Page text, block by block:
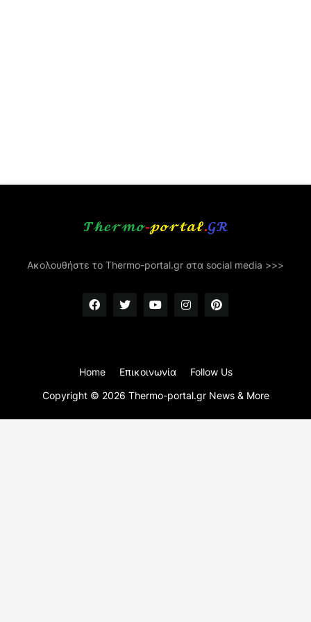
Ακολουθήστε το Thermo-portal.gr στα social media >>>
Copyright © 2026 Thermo-portal.gr News & More
Home Επικοινωνία Follow Us